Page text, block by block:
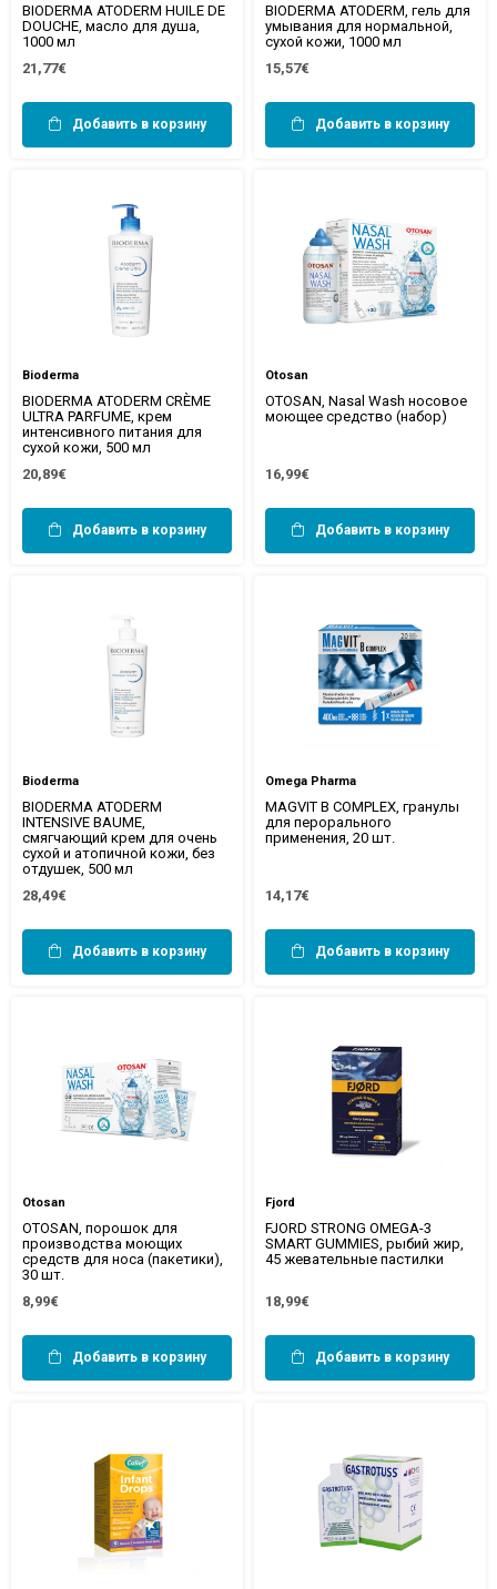
BIODERMA ATODERM HUILE DE
DOUCHE, масло для душа,
1000 мл
21,77€
Добавить в корзину
BIODERMA ATODERM, гель для
умывания для нормальной,
сухой кожи, 1000 мл
15,57€
Добавить в корзину
Bioderma
BIODERMA ATODERM CRÈME
ULTRA PARFUME, крем
интенсивного питания для
сухой кожи, 500 мл
20,89€
Добавить в корзину
Otosan
OTOSAN, Nasal Wash носовое
моющее средство (набор)
16,99€
Добавить в корзину
Bioderma
BIODERMA ATODERM
INTENSIVE BAUME,
смягчающий крем для очень
сухой и атопичной кожи, без
отдушек, 500 мл
28,49€
Добавить в корзину
Omega Pharma
MAGVIT B COMPLEX, гранулы
для перорального
применения, 20 шт.
14,17€
Добавить в корзину
Otosan
OTOSAN, порошок для
производства моющих
средств для носа (пакетики),
30 шт.
8,99€
Добавить в корзину
Fjord
FJORD STRONG OMEGA-3
SMART GUMMIES, рыбий жир,
45 жевательные пастилки
18,99€
Добавить в корзину